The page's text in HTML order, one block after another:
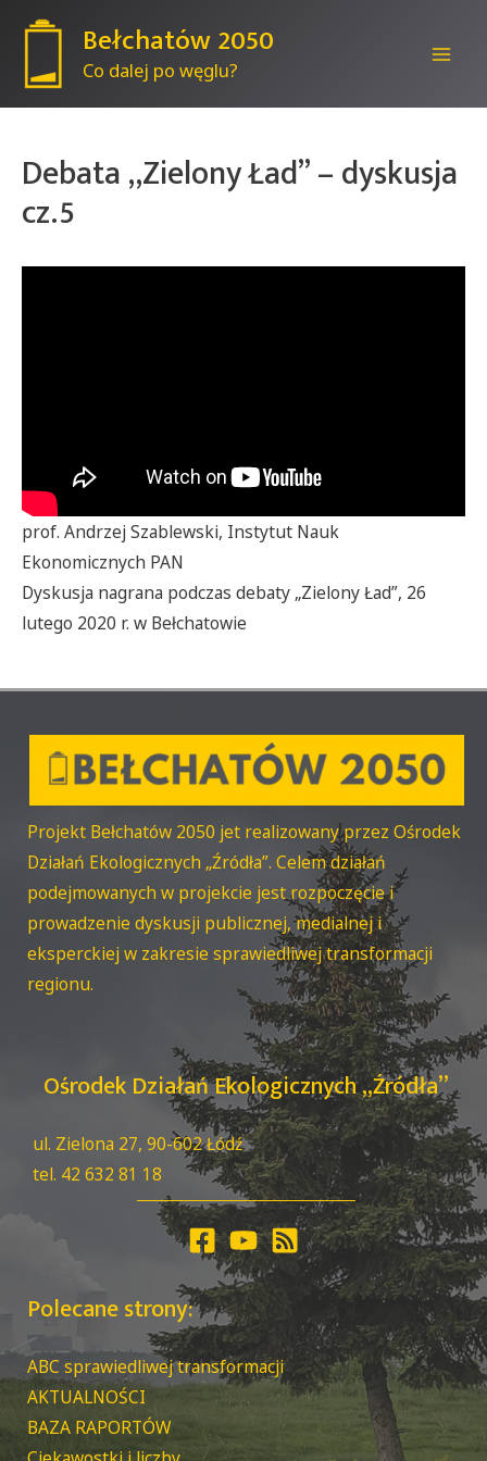
Bełchatów 2050
Co dalej po węglu?
Debata „Zielony Ład” – dyskusja
cz.5
prof. Andrzej Szablewski, Instytut Nauk
Ekonomicznych PAN
Dyskusja nagrana podczas debaty „Zielony Ład”, 26
lutego 2020 r. w Bełchatowie
Projekt Bełchatów 2050 jet realizowany przez Ośrodek
Działań Ekologicznych „Źródła”. Celem działań
podejmowanych w projekcie jest rozpoczęcie i
prowadzenie dyskusji publicznej, medialnej i
eksperckiej w zakresie sprawiedliwej transformacji
regionu.
Ośrodek Działań Ekologicznych „Źródła”
ul. Zielona 27, 90-602 Łódź
tel. 42 632 81 18
Polecane strony:
ABC sprawiedliwej transformacji
AKTUALNOŚCI
BAZA RAPORTÓW